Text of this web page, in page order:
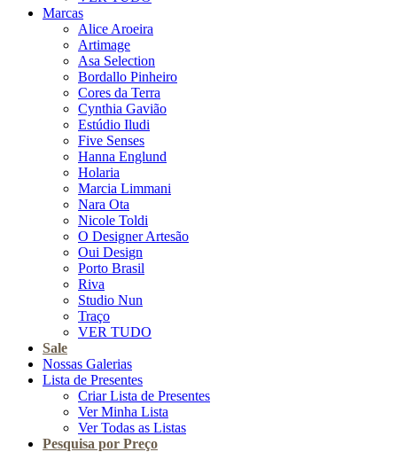
Marcas
Alice Aroeira
Artimage
Asa Selection
Bordallo Pinheiro
Cores da Terra
Cynthia Gavião
Estúdio Iludi
Five Senses
Hanna Englund
Holaria
Marcia Limmani
Nara Ota
Nicole Toldi
O Designer Artesão
Oui Design
Porto Brasil
Riva
Studio Nun
Traço
VER TUDO
Sale
Nossas Galerias
Lista de Presentes
Criar Lista de Presentes
Ver Minha Lista
Ver Todas as Listas
Pesquisa por Preço